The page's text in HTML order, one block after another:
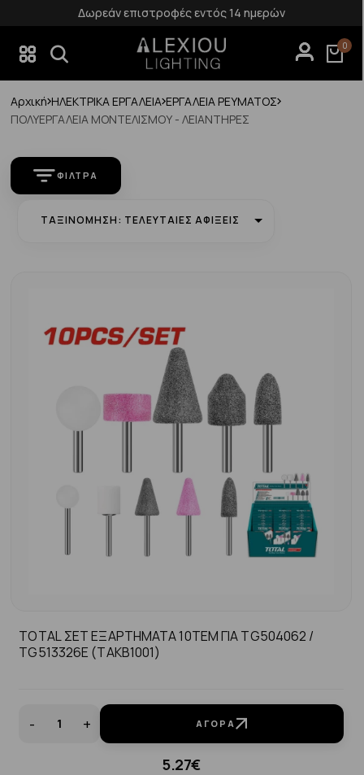
Δωρεάν επιστροφές εντός 14 ημερών
0
Αρχική ΗΛΕΚΤΡΙΚΑ ΕΡΓΑΛΕΙΑ ΕΡΓΑΛΕΙΑ ΡΕΥΜΑΤΟΣ
ΠΟΛΥΕΡΓΑΛΕΙΑ ΜΟΝΤΕΛΙΣΜΟΥ - ΛΕΙΑΝΤΗΡΕΣ
ΦΊΛΤΡΑ
ΤΑΞΙΝΌΜΗΣΗ: ΤΕΛΕΥΤΑΊΕΣ ΑΦΊΞΕΙΣ
TOTAL ΣΕΤ ΕΞΑΡΤΗΜΑΤΑ 10ΤΕΜ ΓΙΑ TG504062 /
TG513326E (TAKB1001)
- + ΑΓΟΡΆ
5.27€